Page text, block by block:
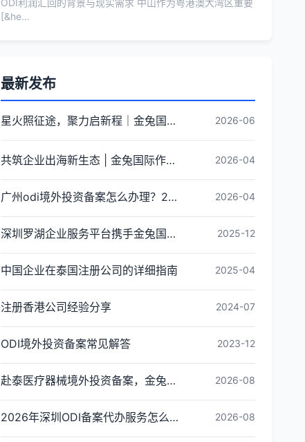
ODI利润汇回的背景与现实需求 中山作为粤港澳大湾区重要
[&he…
最新发布
星火照征途，聚力启新程｜金兔国际井冈山红色研学团建圆满收官 2026-06
共筑企业出海新生态 | 金兔国际作为代表单位亮相宝安区出海服务中心揭牌仪式 2026-04
广州odi境外投资备案怎么办理？2026年最新流程详解 2026-04
深圳罗湖企业服务平台携手金兔国际ODI备案专家,共建跨境出海全链条服务新生态 2025-12
中国企业在泰国注册公司的详细指南 2025-04
注册香港公司经验分享 2024-07
ODI境外投资备案常见解答 2023-12
赴泰医疗器械境外投资备案，金兔国际全链路ODI备案代办指南 2026-08
2026年深圳ODI备案代办服务怎么选？资质、时效与保障评估指南 2026-08